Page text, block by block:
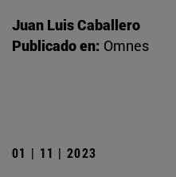
Juan Luis Caballero
Publicado en: Omnes
01 | 11 | 2023